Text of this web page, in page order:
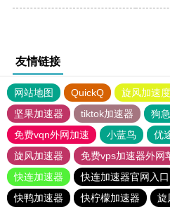
友情链接
网站地图 QuickQ 旋风加速
坚果加速器
tiktok加速器
狗
免费vqn外网加速
小蓝鸟 优
旋风加速器
免费vps加速器外网
快连加速器
快连加速器官网入口
快鸭加速器
快柠檬加速器 旋